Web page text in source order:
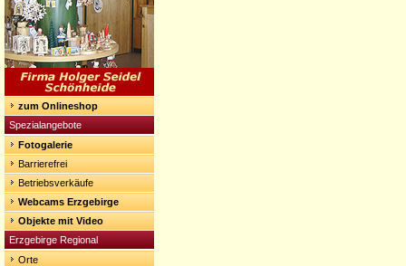
zum Onlineshop
Spezialangebote
Fotogalerie
Barrierefrei
Betriebsverkäufe
Webcams Erzgebirge
Objekte mit Video
Erzgebirge Regional
Orte